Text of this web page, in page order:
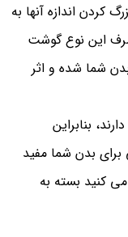
کردن اندازه آنها به
این نوع گوشت
شما شده و اثر
بنابراین
برای بدن شما مفید
کنید بسته به